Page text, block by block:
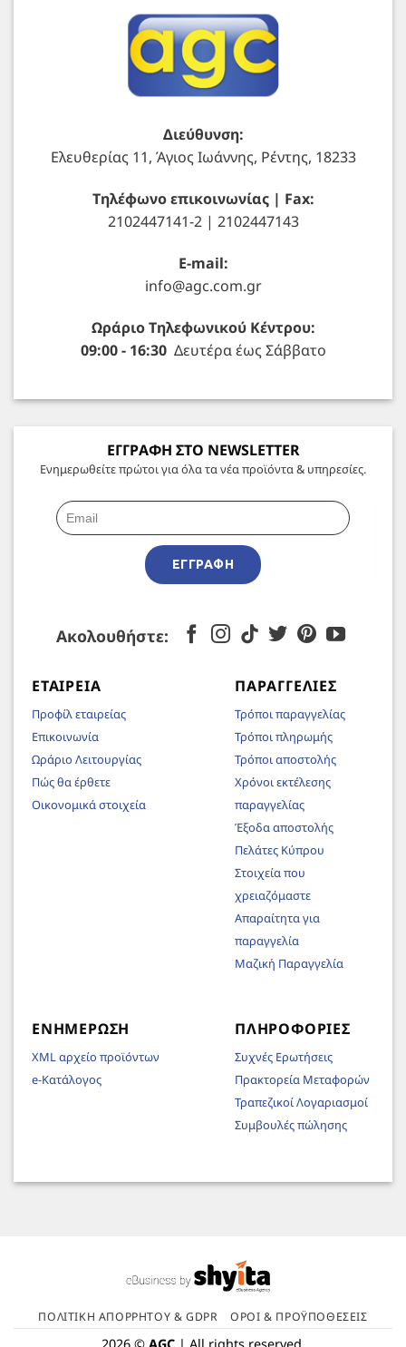
Διεύθυνση:
Ελευθερίας 11, Άγιος Ιωάννης, Ρέντης, 18233
Τηλέφωνο επικοινωνίας | Fax:
2102447141-2 | 2102447143
E-mail:
info@agc.com.gr
Ωράριο Τηλεφωνικού Κέντρου:
09:00 - 16:30Δευτέρα έως Σάββατο
ΕΓΓΡΑΦΗ ΣΤΟ NEWSLETTER
Ενημερωθείτε πρώτοι για όλα τα νέα προϊόντα & υπηρεσίες.
ΕΓΓΡΑΦΉ
Ακολουθήστε:
ΕΤΑΙΡΕΊΑ
Προφίλ εταιρείας
Επικοινωνία
Ωράριο Λειτουργίας
Πώς θα έρθετε
Οικονομικά στοιχεία
ΠΑΡΑΓΓΕΛΊΕΣ
Τρόποι παραγγελίας
Τρόποι πληρωμής
Τρόποι αποστολής
Χρόνοι εκτέλεσης
παραγγελίας
Έξοδα αποστολής
Πελάτες Κύπρου
Στοιχεία που
χρειαζόμαστε
Απαραίτητα για
παραγγελία
Μαζική Παραγγελία
ΕΝΗΜΈΡΩΣΗ
XML αρχείο προϊόντων
e-Κατάλογος
ΠΛΗΡΟΦΟΡΊΕΣ
Συχνές Ερωτήσεις
Πρακτορεία Μεταφορών
Τραπεζικοί Λογαριασμοί
Συμβουλές πώλησης
ΠΟΛΙΤΙΚΉ ΑΠΟΡΡΉΤΟΥ & GDPR ΌΡΟΙ & ΠΡΟΫΠΟΘΈΣΕΙΣ